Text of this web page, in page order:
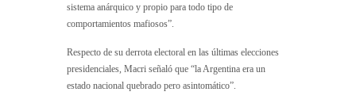
sistema anárquico y propio para todo tipo de
comportamientos mafiosos”.
Respecto de su derrota electoral en las últimas elecciones
presidenciales, Macri señaló que “la Argentina era un
estado nacional quebrado pero asintomático”.